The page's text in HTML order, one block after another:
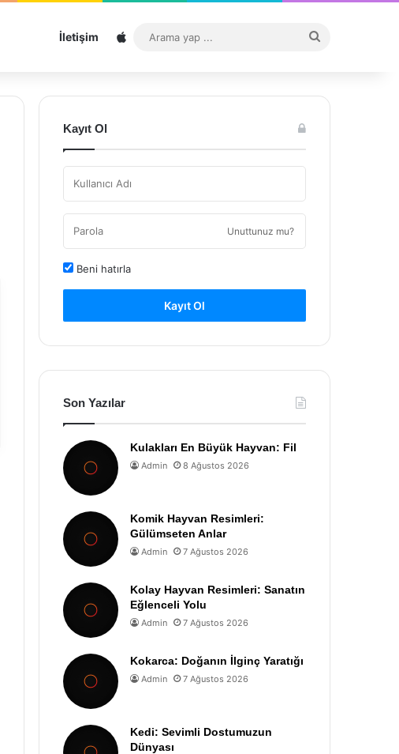
İletişim Sitemap
...
Kayıt Ol
Unuttunuz mu?
Beni hatırla
Kayıt Ol
Son Yazılar
Kulakları En Büyük Hayvan: Fil
Admin 8 Ağustos 2026
Komik Hayvan Resimleri:
Gülümseten Anlar
Admin 7 Ağustos 2026
Kolay Hayvan Resimleri: Sanatın
Eğlenceli Yolu
Admin 7 Ağustos 2026
Kokarca: Doğanın İlginç Yaratığı
Admin 7 Ağustos 2026
Kedi: Sevimli Dostumuzun
Dünyası